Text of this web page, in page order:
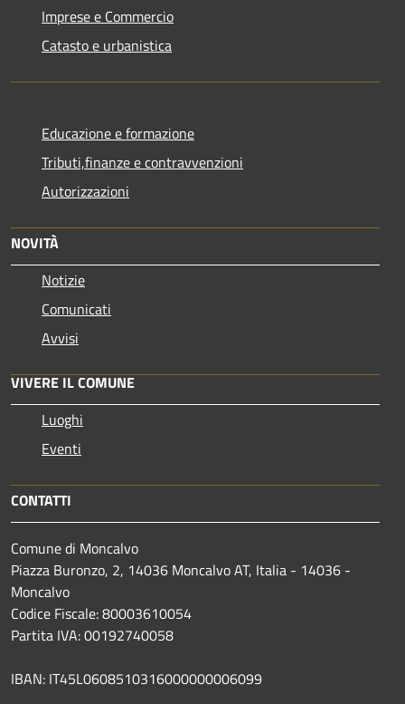
Imprese e Commercio
Catasto e urbanistica
Educazione e formazione
Tributi,finanze e contravvenzioni
Autorizzazioni
NOVITÀ
Notizie
Comunicati
Avvisi
VIVERE IL COMUNE
Luoghi
Eventi
CONTATTI
Comune di Moncalvo
Piazza Buronzo, 2, 14036 Moncalvo AT, Italia - 14036 -
Moncalvo
Codice Fiscale: 80003610054
Partita IVA: 00192740058
IBAN: IT45L0608510316000000006099